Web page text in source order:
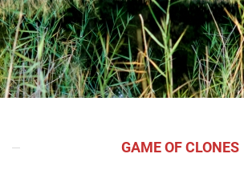
GAME OF CLONES